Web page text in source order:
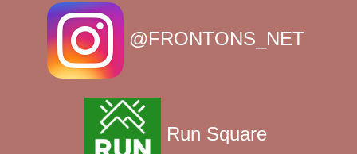
@FRONTONS_NET
Run Square